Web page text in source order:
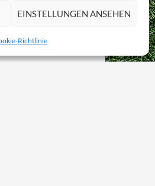
EINSTELLUNGEN ANSEHEN
Richtlinie